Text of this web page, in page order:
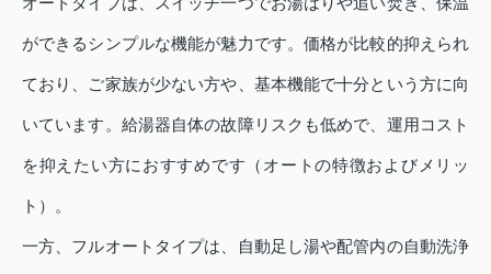
ができるシンプルな機能が魅力です。価格が比較的抑えられ
ており、ご家族が少ない方や、基本機能で十分という方に向
いています。給湯器自体の故障リスクも低めで、運用コスト
を抑えたい方におすすめです（オートの特徴およびメリッ
ト）。
一方、フルオートタイプは、自動足し湯や配管内の自動洗浄